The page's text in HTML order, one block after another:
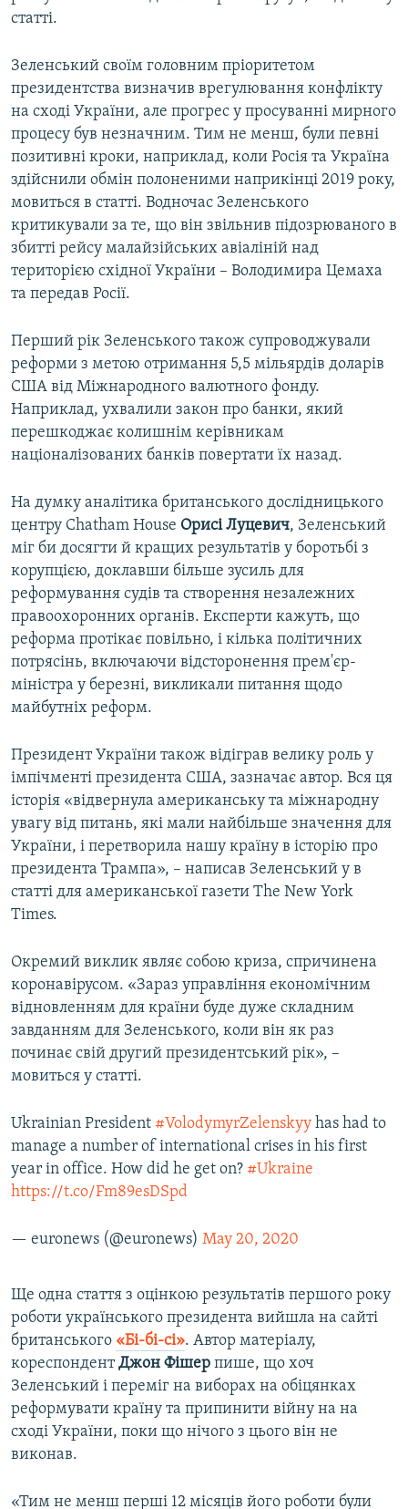
статті.
Зеленський своїм головним пріоритетом
президентства визначив врегулювання конфлікту
на сході України, але прогрес у просуванні мирного
процесу був незначним. Тим не менш, були певні
позитивні кроки, наприклад, коли Росія та Україна
здійснили обмін полоненими наприкінці 2019 року,
мовиться в статті. Водночас Зеленського
критикували за те, що він звільнив підозрюваного в
збитті рейсу малайзійських авіаліній над
територією східної України – Володимира Цемаха
та передав Росії.
Перший рік Зеленського також супроводжували
реформи з метою отримання 5,5 мільярдів доларів
США від Міжнародного валютного фонду.
Наприклад, ухвалили закон про банки, який
перешкоджає колишнім керівникам
націоналізованих банків повертати їх назад.
На думку аналітика британського дослідницького
центру Chatham House Орисі Луцевич, Зеленський
міг би досягти й кращих результатів у боротьбі з
корупцією, доклавши більше зусиль для
реформування судів та створення незалежних
правоохоронних органів. Експерти кажуть, що
реформа протікає повільно, і кілька політичних
потрясінь, включаючи відсторонення прем'єр-
міністра у березні, викликали питання щодо
майбутніх реформ.
Президент України також відіграв велику роль у
імпічменті президента США, зазначає автор. Вся ця
історія «відвернула американську та міжнародну
увагу від питань, які мали найбільше значення для
України, і перетворила нашу країну в історію про
президента Трампа», – написав Зеленський у в
статті для американської газети The New York
Times.
Окремий виклик являє собою криза, спричинена
коронавірусом. «Зараз управління економічним
відновленням для країни буде дуже складним
завданням для Зеленського, коли він як раз
починає свій другий президентський рік», –
мовиться у статті.
Ukrainian President #VolodymyrZelenskyy has had to
manage a number of international crises in his first
year in office. How did he get on? #Ukraine
https://t.co/Fm89esDSpd
— euronews (@euronews) May 20, 2020
Ще одна стаття з оцінкою результатів першого року
роботи українського президента вийшла на сайті
британського «Бі-бі-сі». Автор матеріалу,
кореспондентДжон Фішер пише, що хоч
Зеленський і переміг на виборах на обіцянках
реформувати країну та припинити війну на на
сході України, поки що нічого з цього він не
виконав.
«Тим не менш перші 12 місяців його роботи були